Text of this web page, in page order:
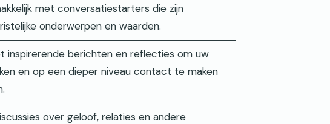
met conversatiestarters die zijn
onderwerpen en waarden.
inspirerende berichten en reflecties om uw
en op een dieper niveau contact te maken
over geloof, relaties en andere